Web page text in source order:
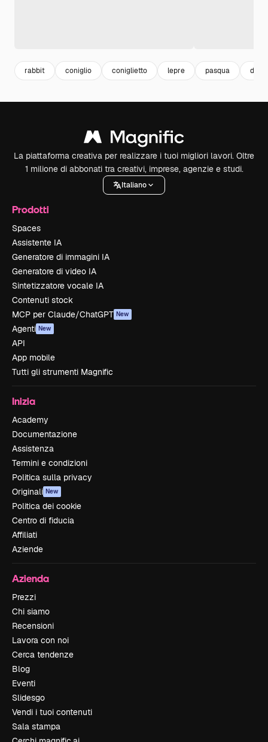
rabbit coniglio coniglietto lepre pasqua
La piattaforma creativa per realizzare i tuoi migliori lavori. Oltre
1 milione di abbonati tra creativi, imprese, agenzie e studi.
Italiano
Prodotti
Spaces
Assistente IA
Generatore di immagini IA
Generatore di video IA
Sintetizzatore vocale IA
Contenuti stock
MCP per Claude/ChatGPT New
Agenti New
API
App mobile
Tutti gli strumenti Magnific
Inizia
Academy
Documentazione
Assistenza
Termini e condizioni
Politica sulla privacy
Originali New
Politica dei cookie
Centro di fiducia
Affiliati
Aziende
Azienda
Prezzi
Chi siamo
Recensioni
Lavora con noi
Cerca tendenze
Blog
Eventi
Slidesgo
Vendi i tuoi contenuti
Sala stampa